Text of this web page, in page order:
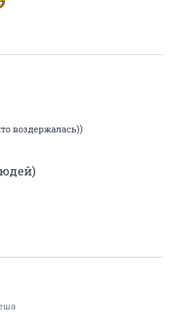
воздержалась))